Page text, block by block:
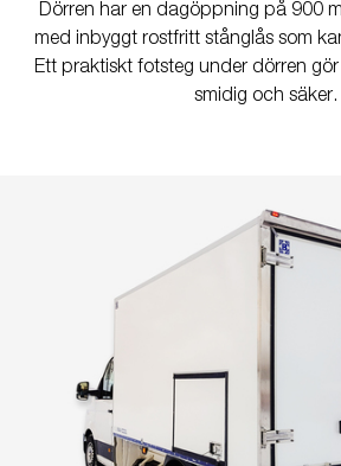
Dörren har en dagöppning på 900
med inbyggt rostfritt stånglås som
Ett praktiskt fotsteg under dörren
smidig och säker.